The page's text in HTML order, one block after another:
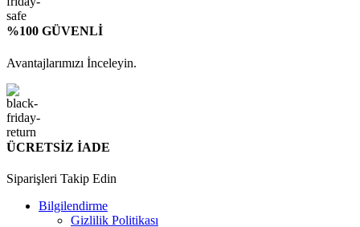
%100 GÜVENLİ
Avantajlarımızı İnceleyin.
ÜCRETSİZ İADE
Siparişleri Takip Edin
Bilgilendirme
Gizlilik Politikası